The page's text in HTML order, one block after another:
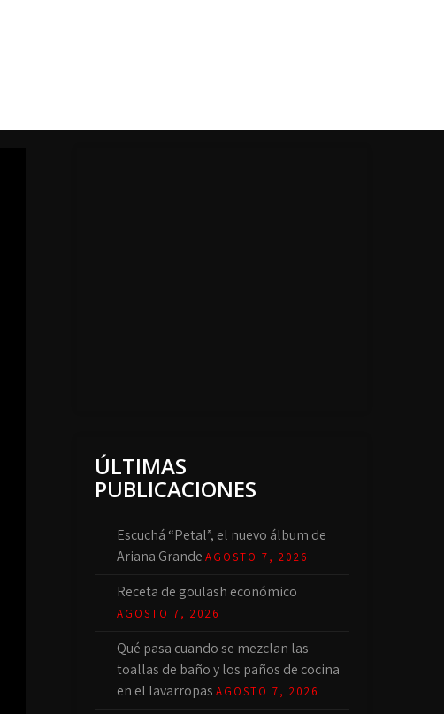
ÚLTIMAS
PUBLICACIONES
Escuchá “Petal”, el nuevo álbum de
Ariana Grande AGOSTO 7, 2026
Receta de goulash económico
AGOSTO 7, 2026
Qué pasa cuando se mezclan las
toallas de baño y los paños de cocina
en el lavarropas AGOSTO 7, 2026